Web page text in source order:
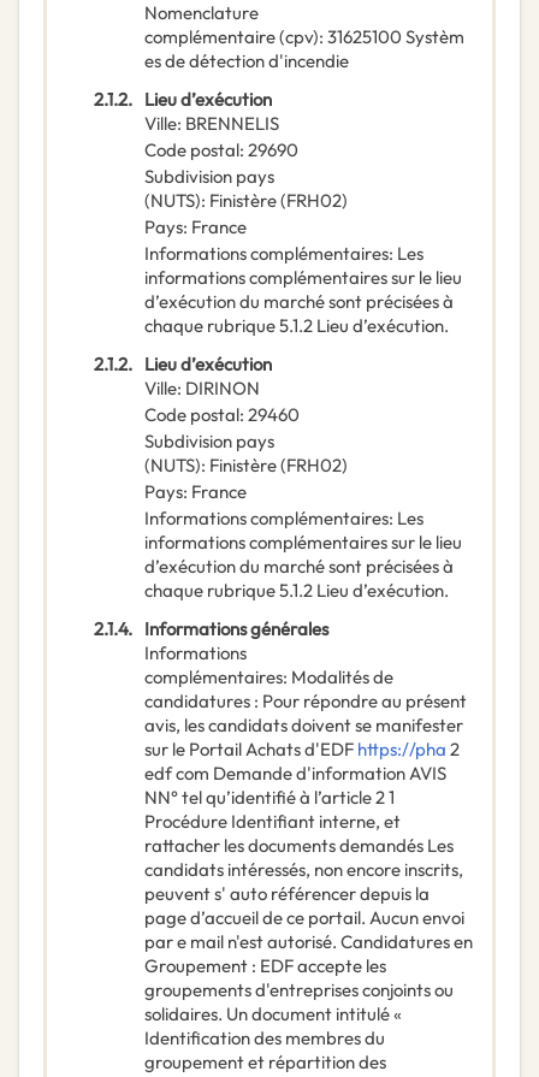
Nomenclature
complémentaire(cpv): 31625100 Systèm
es de détection d'incendie
2.1.2. Lieu d’exécution
Ville: BRENNELIS
Code postal: 29690
Subdivision pays
(NUTS): Finistère(FRH02)
Pays: France
Informations complémentaires: Les
informations complémentaires sur le lieu
d’exécution du marché sont précisées à
chaque rubrique 5.1.2 Lieu d’exécution.
2.1.2. Lieu d’exécution
Ville: DIRINON
Code postal: 29460
Subdivision pays
(NUTS): Finistère(FRH02)
Pays: France
Informations complémentaires: Les
informations complémentaires sur le lieu
d’exécution du marché sont précisées à
chaque rubrique 5.1.2 Lieu d’exécution.
2.1.4. Informations générales
Informations
complémentaires: Modalités de
candidatures : Pour répondre au présent
avis, les candidats doivent se manifester
sur le Portail Achats d'EDF https://pha 2
edf com Demande d'information AVIS
NN° tel qu’identifié à l’article 2 1
Procédure Identifiant interne, et
rattacher les documents demandés Les
candidats intéressés, non encore inscrits,
peuvent s' auto référencer depuis la
page d’accueil de ce portail. Aucun envoi
par e mail n'est autorisé. Candidatures en
Groupement : EDF accepte les
groupements d'entreprises conjoints ou
solidaires. Un document intitulé «
Identification des membres du
groupement et répartition des